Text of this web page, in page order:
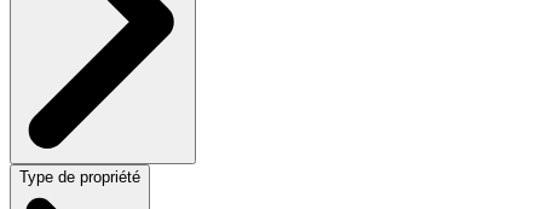
Type de propriété